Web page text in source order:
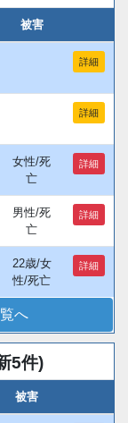
被害
詳細
詳細
女性/死
亡
詳細
男性/死
亡
詳細
22歳/女
性/死亡
詳細
へ
5件)
被害